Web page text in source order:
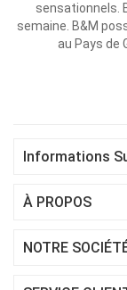
sensationnels.
semaine. B&M
au Pays de
Informations
À PROPOS
NOTRE